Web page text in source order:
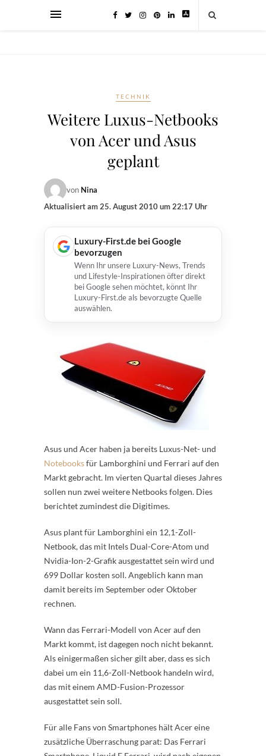
TECHNIK
Weitere Luxus-Netbooks
von Acer und Asus
geplant
von Nina
Aktualisiert am25. August 2010 um 22:17 Uhr
Luxury-First.de bei Google
bevorzugen
Wenn Ihr unsere Luxury-News, Trends
und Lifestyle-Inspirationen öfter direkt
bei Google sehen möchtet, könnt Ihr
Luxury-First.de als bevorzugte Quelle
auswählen.
Asus und Acer haben ja bereits Luxus-Net- und
Notebooksfür Lamborghini und Ferrari auf den
Markt gebracht. Im vierten Quartal dieses Jahres
sollen nun zwei weitere Netbooks folgen. Dies
berichtet zumindest die Digitimes.
Asus plant für Lamborghini ein 12,1-Zoll-
Netbook, das mit Intels Dual-Core-Atom und
Nvidia-Ion-2-Grafik ausgestattet sein wird und
699 Dollar kosten soll. Angeblich kann man
damit bereits im September oder Oktober
rechnen.
Wann das Ferrari-Modell von Acer auf den
Markt kommt, ist dagegen noch nicht bekannt.
Als einigermaßen sicher gilt aber, dass es sich
dabei um ein 11,6-Zoll-Netbook handeln wird,
das mit einem AMD-Fusion-Prozessor
ausgestattet sein soll.
Für alle Fans von Smartphones hält Acer eine
zusätzliche Überraschung parat: Das Ferrari